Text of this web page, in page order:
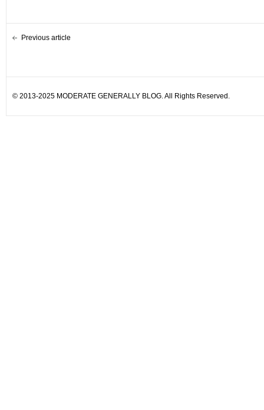
Previous article
© 2013-2025 MODERATE GENERALLY BLOG. All Rights Reserved.